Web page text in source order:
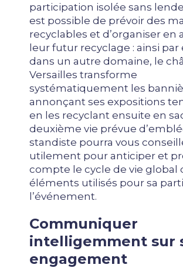
participation isolée sans
est possible de prévoir des
recyclables et d’organiser en
leur futur recyclage : ainsi par
dans un autre domaine, le
Versailles transforme
systématiquement les
annonçant ses expositions
en les recyclant ensuite en
deuxième vie prévue
standiste pourra vous
utilement pour anticiper et
compte le cycle de vie global
éléments utilisés pour sa
l’événement.
Communiquer
intelligemment sur
engagement